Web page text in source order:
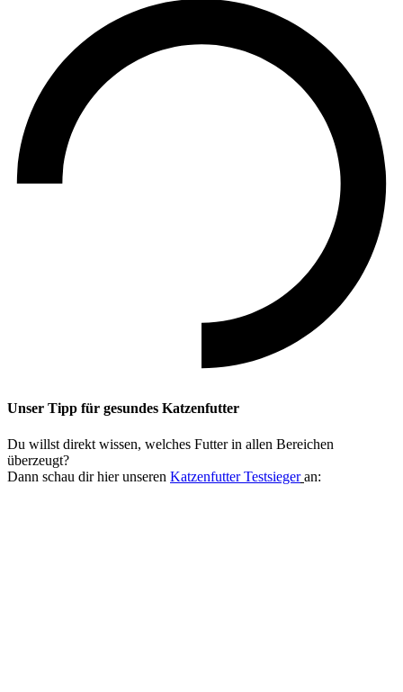
Unser Tipp für gesundes Katzenfutter
Du willst direkt wissen, welches Futter in allen Bereichen
überzeugt?
Dann schau dir hier unseren Katzenfutter Testsieger an: